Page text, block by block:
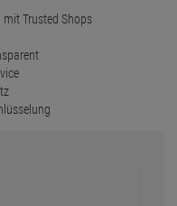
mit Trusted Shops